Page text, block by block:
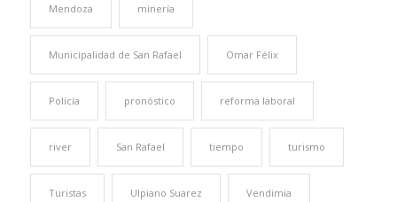
Mendoza minería
Municipalidad de San Rafael Omar Félix
Policía pronóstico reforma laboral
river San Rafael tiempo turismo
Turistas Ulpiano Suarez Vendimia